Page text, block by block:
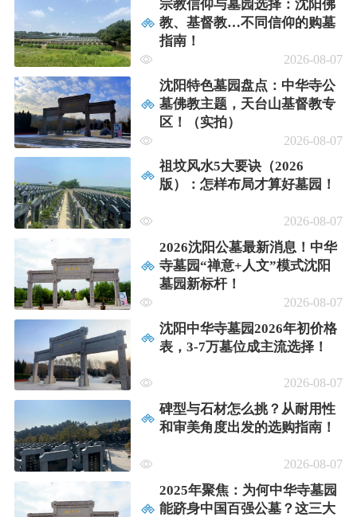
宗教信仰与墓园选择：沈阳佛
教、基督教…不同信仰的购墓
指南！
2026-08-07
沈阳特色墓园盘点：中华寺公
墓佛教主题，天台山基督教专
区！（实拍）
2026-08-07
祖坟风水5大要诀（2026
版）：怎样布局才算好墓园！
2026-08-07
2026沈阳公墓最新消息！中华
寺墓园“禅意+人文”模式沈阳
墓园新标杆！
2026-08-07
沈阳中华寺墓园2026年初价格
表，3-7万墓位成主流选择！
2026-08-07
碑型与石材怎么挑？从耐用性
和审美角度出发的选购指南！
2026-08-07
2025年聚焦：为何中华寺墓园
能跻身中国百强公墓？这三大